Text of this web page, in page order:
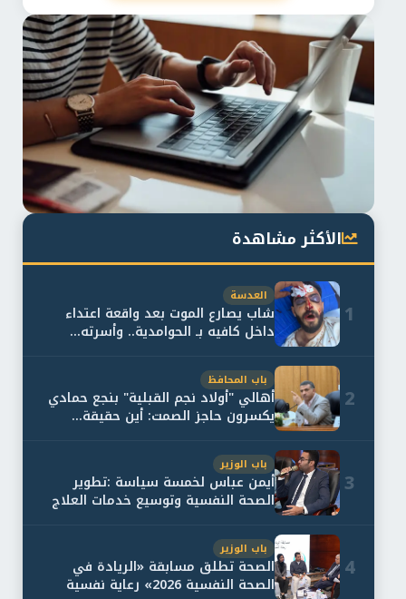
الأكثر مشاهدة
1
العدسة
شاب يصارع الموت بعد واقعة اعتداء
داخل كافيه بـ الحوامدية.. وأسرته...
2
باب المحافظ
أهالي "أولاد نجم القبلية" بنجع حمادي
يكسرون حاجز الصمت: أين حقيقة...
3
باب الوزير
أيمن عباس لخمسة سياسة :تطوير
الصحة النفسية وتوسيع خدمات العلاج
4
باب الوزير
الصحة تطلق مسابقة «الريادة في
الصحة النفسية 2026» رعاية نفسية